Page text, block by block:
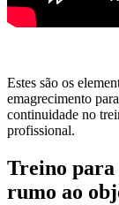
Estes são os
emagrecimento
continuidade no
profissional.
Treino para
rumo ao